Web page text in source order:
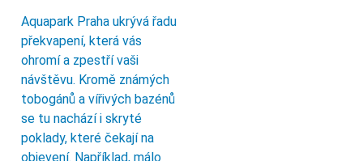
Aquapark Praha ukrývá řadu
překvapení, která vás
ohromí a zpestří vaši
návštěvu. Kromě známých
tobogánů a vířivých bazénů
se tu nachází i skryté
poklady, které čekají na
objevení. Například, málo